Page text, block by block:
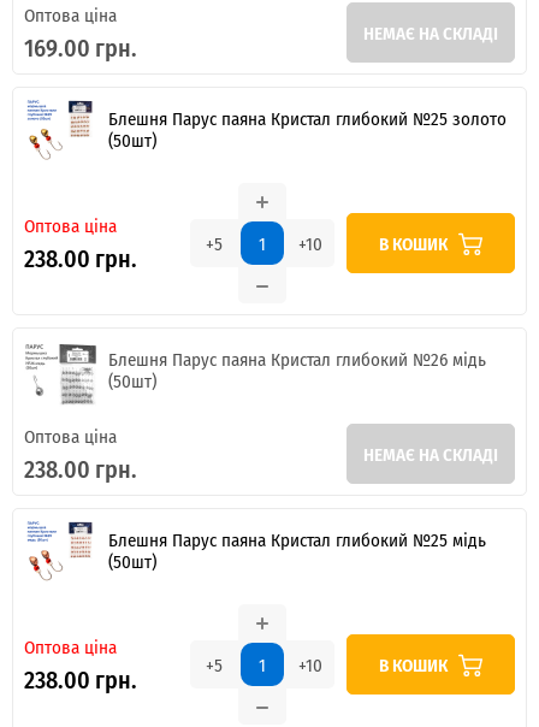
Оптова ціна
169.00 грн. НЕМАЄ НА СКЛАДІ
Блешня Парус паяна Кристал глибокий №25 золото
(50шт)
Оптова ціна
238.00 грн. +5 +10 В КОШИК
Блешня Парус паяна Кристал глибокий №26 мідь
(50шт)
Оптова ціна
238.00 грн. НЕМАЄ НА СКЛАДІ
Блешня Парус паяна Кристал глибокий №25 мідь
(50шт)
Оптова ціна
238.00 грн. +5 +10 В КОШИК